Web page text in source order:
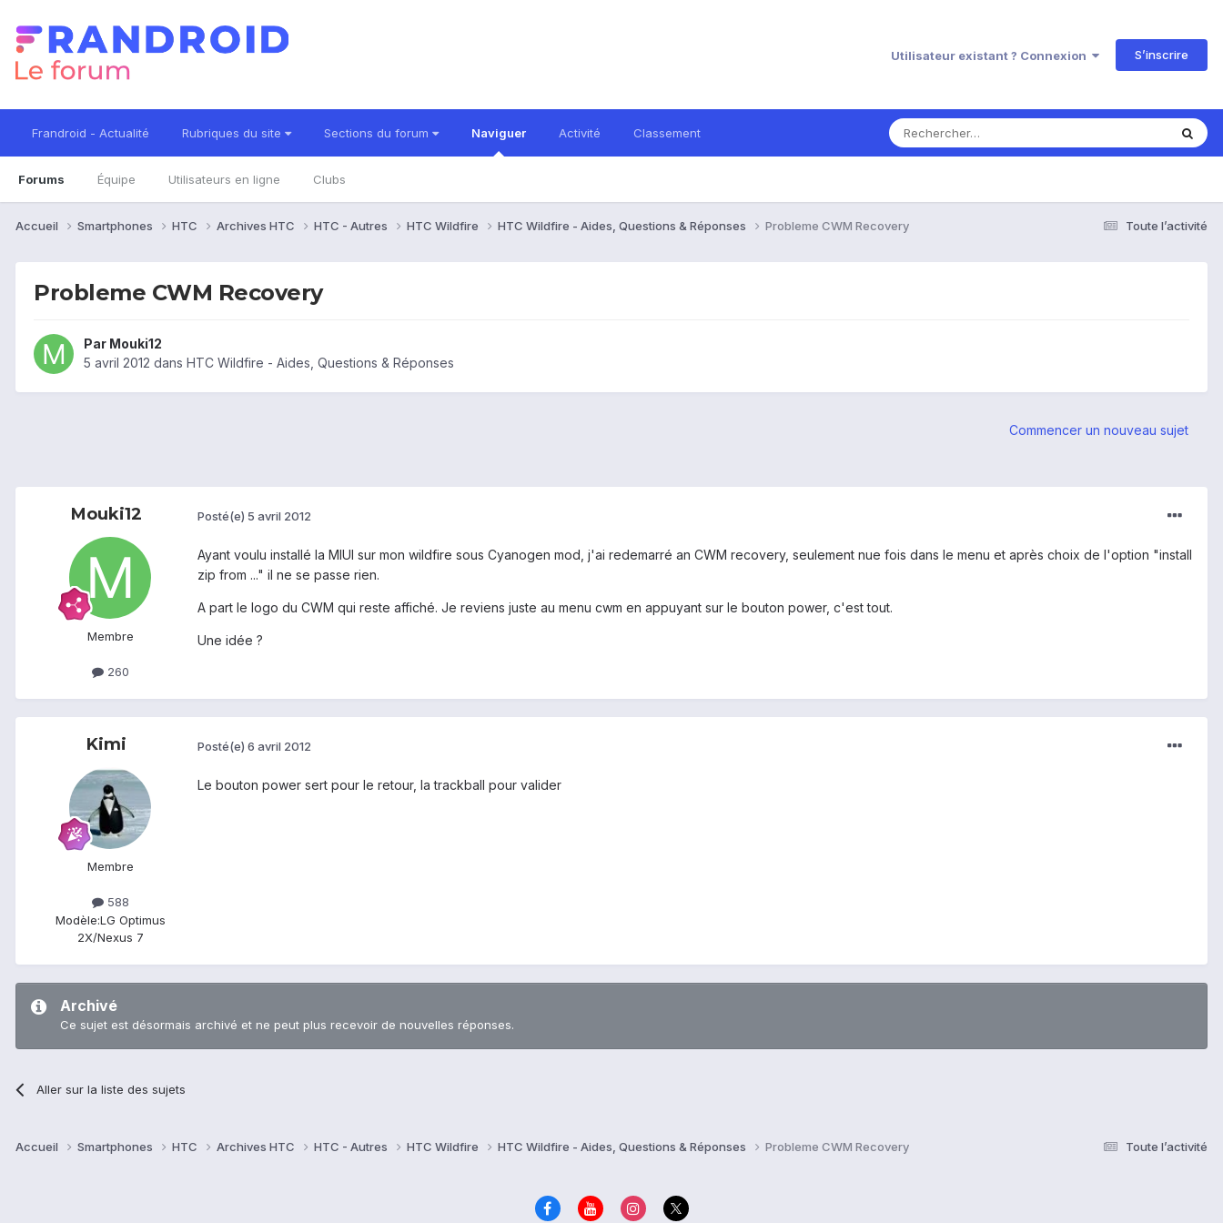
Utilisateur existant ? Connexion S’inscrire
Frandroid - Actualité Rubriques du site Sections du forum Naviguer
Forums Équipe Utilisateurs en ligne Clubs
Activité Classement
Toute l’activité
Accueil Smartphones HTC Archives HTC HTC - Autres HTC Wildfire HTC Wildfire - Aides, Questions & Réponses Probleme CWM Recovery
Probleme CWM Recovery
Par Mouki12
5 avril 2012 dans HTC Wildfire - Aides, Questions & Réponses
Commencer un nouveau sujet
Mouki12
Membre
260
Posté(e) 5 avril 2012
Ayant voulu installé la MIUI sur mon wildfire sous Cyanogen mod, j'ai redemarré an CWM recovery, seulement nue fois dans le menu et après choix de l'option "install
zip from ..." il ne se passe rien.
A part le logo du CWM qui reste affiché. Je reviens juste au menu cwm en appuyant sur le bouton power, c'est tout.
Une idée ?
Kimi
Membre
588
Modèle:LG Optimus
2X/Nexus 7
Posté(e) 6 avril 2012
Le bouton power sert pour le retour, la trackball pour valider
Archivé
Ce sujet est désormais archivé et ne peut plus recevoir de nouvelles réponses.
Aller sur la liste des sujets
Toute l’activité
Accueil Smartphones HTC Archives HTC HTC - Autres HTC Wildfire HTC Wildfire - Aides, Questions & Réponses Probleme CWM Recovery